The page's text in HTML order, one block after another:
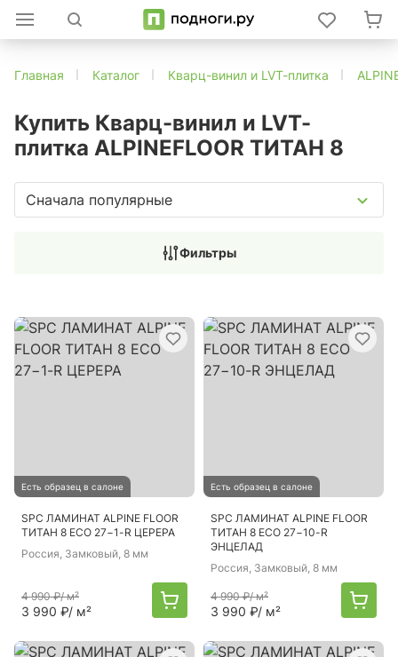
Главная Каталог Кварц-винил и LVT-плитка
Купить Кварц-винил и LVT-
плитка ALPINEFLOOR ТИТАН 8
Сначала популярные
Фильтры
Есть образец в салоне
SPC ЛАМИНАТ ALPINE FLOOR
ТИТАН 8 ECO 27−1-R ЦЕРЕРА
Россия, Замковый, 8 мм
4 990 ₽/ м²
3 990 ₽/ м²
Есть образец в салоне
SPC ЛАМИНАТ ALPINE FLOOR
ТИТАН 8 ECO 27−10-R
ЭНЦЕЛАД
Россия, Замковый, 8 мм
4 990 ₽/ м²
3 990 ₽/ м²